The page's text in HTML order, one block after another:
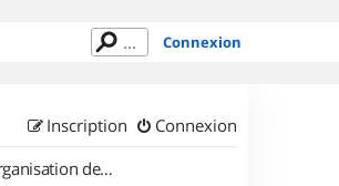
Connexion
Connexion
Inscription
Organisation de sorties en région Île de France